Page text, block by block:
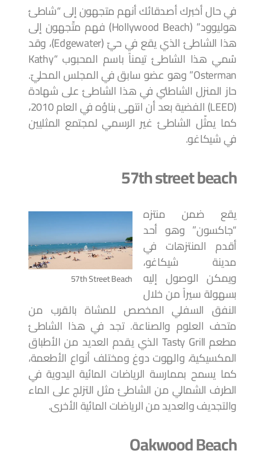
في حال أخبرك أصدقائك أنهم متجهون إلى “شاطئ
هوليوود” (Hollywood Beach) فهم متّجهون إلى
هذا الشاطئ الذي يقع في حيّ (Edgewater)، وقد
سُمي هذا الشاطئ تيمناً باسم المحبوب “Kathy
Osterman” وهو عضو سابق في المجلس المحليّ.
حاز المنزل الشاطئي في هذا الشاطئ على شهادة
(LEED) الفضية بعد أن انتهى بناؤه في العام 2010،
كما يمثّل الشاطئ غير الرسمي لمجتمع المثليين
في شيكاغو.
57th street beach
57th Street Beach
يقع ضمن منتزه
“جاكسون” وهو أحد
أقدم المنتزهات في
مدينة شيكاغو،
ويمكن الوصول إليه
بسهولة سيراً من خلال
النفق السفلي المخصص للمشاة بالقرب من
متحف العلوم والصناعة. تجد في هذا الشاطئ
مطعم Tasty Grill الذي يقدم العديد من الأطباق
المكسيكية، والهوت دوغ ومختلف أنواع الأطعمة،
كما يسمح بممارسة الرياضات المائية اليدوية في
الطرف الشمالي من الشاطئ مثل التزلج على الماء
والتجديف والعديد من الرياضات المائية الأخرى.
Oakwood Beach